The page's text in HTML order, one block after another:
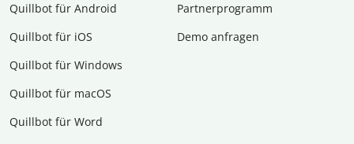
Quillbot für Android
Quillbot für iOS
Quillbot für Windows
Quillbot für macOS
Quillbot für Word
Partnerprogramm
Demo anfragen